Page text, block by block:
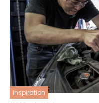
inspiration